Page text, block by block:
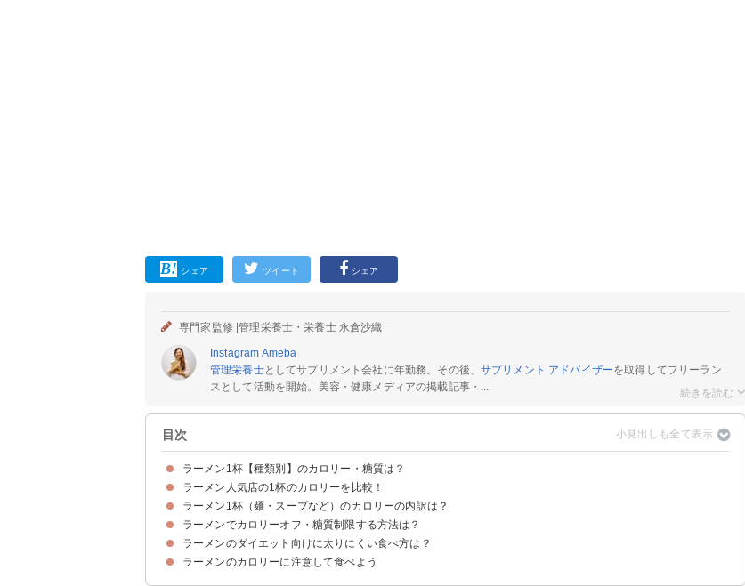
シェア ツイート シェア
専門家監修 |管理栄養士・栄養士 永倉沙織
Instagram Ameba
管理栄養士としてサプリメント会社に年勤務。その後、サプリメント アドバイザーを取得してフリーラン
スとして活動を開始。美容・健康メディアの掲載記事・...
目次
ラーメン1杯【種類別】のカロリー・糖質は？
①家系ラーメン（800kcal）
②煮干しラーメン（600kcal）
③味噌ラーメン（507kcal）
④豚骨ラーメン（500kcal）
⑤醤油ラーメン（479kcal）
⑥塩ラーメン（469kcal）
ラーメン人気店の1杯のカロリーを比較！
①ラーメン二郎
⑥天下一品
④日高屋
②一風堂
⑤幸楽苑
③一蘭
ラーメン1杯（麺・スープなど）のカロリーの内訳は？
ラーメン1杯（麺・スープ）のカロリー
ラーメンのトッピングのカロリー
ラーメンでカロリーオフ・糖質制限する方法は？
①中華麺をうどん麺で作る
②スープは飲まない
③麺の量を減らして野菜などのトッピングを増やす
ラーメンのダイエット向けに太りにくい食べ方は？
①野菜・肉を先に食べる
②寝る前2〜3時間など飲み会の締めに食べない
③ラーメンと一緒にライスを食べない
ラーメンのカロリーに注意して食べよう